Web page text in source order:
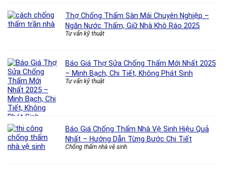
Thợ Chống Thấm Sàn Mái Chuyên Nghiệp –
Ngăn Nước Thấm, Giữ Nhà Khô Ráo 2025
Tư vấn kỹ thuật
Báo Giá Thợ Sửa Chống Thấm Mới Nhất 2025
– Minh Bạch, Chi Tiết, Không Phát Sinh
Tư vấn kỹ thuật
Báo Giá Chống Thấm Nhà Vệ Sinh Hiệu Quả
Nhất – Hướng Dẫn Từng Bước Chi Tiết
Chống thấm nhà vệ sinh